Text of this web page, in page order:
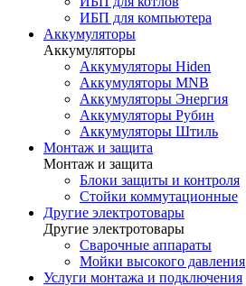
ИБП для компьютера
Аккумуляторы
Аккумуляторы
Аккумуляторы Hiden
Аккумуляторы MNB
Аккумуляторы Энергия
Аккумуляторы Рубин
Аккумуляторы Штиль
Монтаж и защита
Монтаж и защита
Блоки защиты и контроля
Стойки коммутационные
Другие электротовары
Другие электротовары
Сварочные аппараты
Мойки высокого давления
Услуги монтажа и подключения